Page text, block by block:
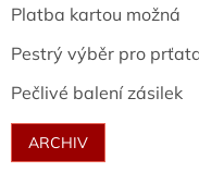
Platba kartou možná
Pestrý výběr pro
Pečlivé balení zásilek
ARCHIV